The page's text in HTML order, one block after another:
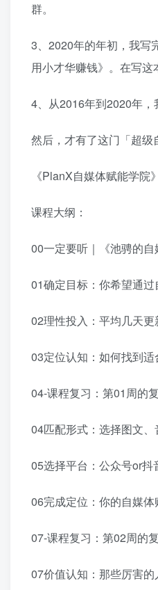
群。
3、2020年的年初，我写
用小才华赚钱》。在写这
4、从2016年到2020年，
然后，才有了这门「超级
《PlanX自媒体赋能学院》
课程大纲：
00一定要听｜《池骋的
01确定目标：你希望通过
02理性投入：平均几天更
03定位认知：如何找到适
04-课程复习：第01周的
04匹配形式：选择图文、
05选择平台：公众号or抖
06完成定位：你的自媒体
07-课程复习：第02周的
07价值认知：那些厉害的